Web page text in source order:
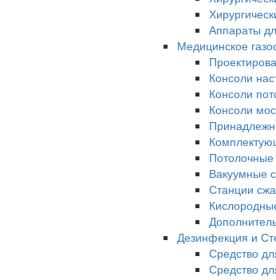
Аппараты
Медицинское
Консоли
Консоли
Консоли
Вакуумные
Станции
Дезинфекция и
Средство
Средство